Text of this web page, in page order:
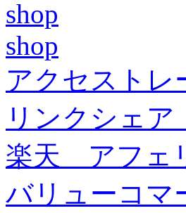
shop
shop
アクセスト
リンクシェ
楽天 アフェ
バリューコ